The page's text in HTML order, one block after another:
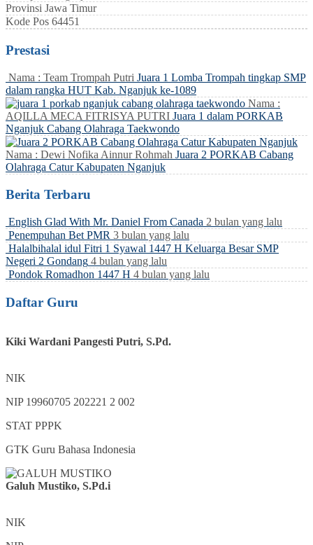
Provinsi Jawa Timur
Kode Pos 64451
Prestasi
Nama : Team Trompah Putri Juara 1 Lomba Trompah tingkap SMP
dalam rangka HUT Kab. Nganjuk ke-1089
Nama :
AQILLA MECA FITRISYA PUTRI Juara 1 dalam PORKAB
Nganjuk Cabang Olahraga Taekwondo
Nama : Dewi Nofika Ainnur Rohmah Juara 2 PORKAB Cabang
Olahraga Catur Kabupaten Nganjuk
Berita Terbaru
English Glad With Mr. Daniel From Canada 2 bulan yang lalu
Penempuhan Bet PMR 3 bulan yang lalu
Halalbihalal idul Fitri 1 Syawal 1447 H Keluarga Besar SMP
Negeri 2 Gondang 4 bulan yang lalu
Pondok Romadhon 1447 H 4 bulan yang lalu
Daftar Guru
Kiki Wardani Pangesti Putri, S.Pd.
NIK
NIP 19960705 202221 2 002
STAT PPPK
GTK Guru Bahasa Indonesia
Galuh Mustiko, S.Pd.i
NIK